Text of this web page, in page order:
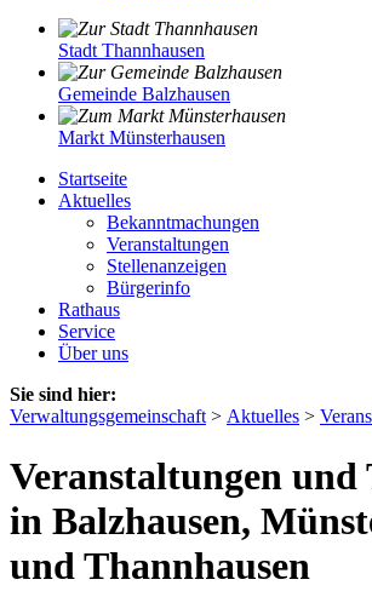
Stadt Thannhausen
Gemeinde Balzhausen
Markt Münsterhausen
Startseite
Aktuelles
Bekanntmachungen
Veranstaltungen
Stellenanzeigen
Bürgerinfo
Rathaus
Service
Über uns
Sie sind hier:
Verwaltungsgemeinschaft > Aktuelles >
Veranstaltungen und
in Balzhausen,
und Thannhausen